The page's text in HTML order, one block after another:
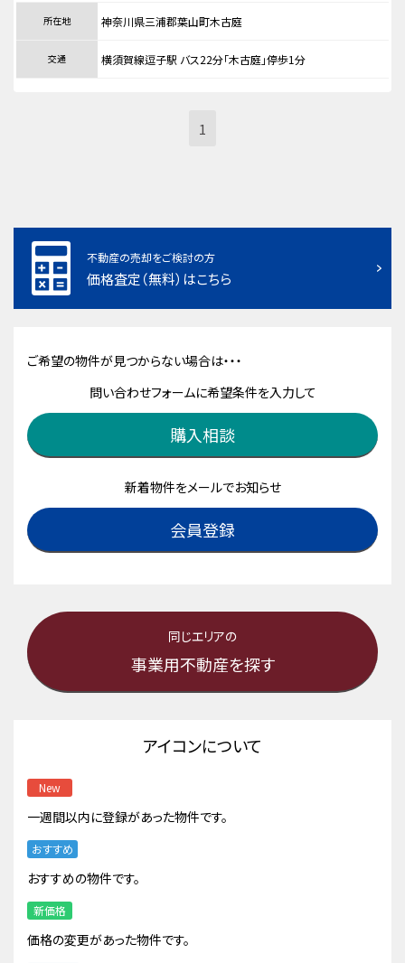
所在地 神奈川県三浦郡葉山町木古庭
交通 横須賀線逗子駅 バス22分「木古庭」停歩1分
1
不動産の売却をご検討の方
価格査定（無料）はこちら
ご希望の物件が見つからない場合は・・・
問い合わせフォームに希望条件を入力して
購入相談
新着物件をメールでお知らせ
会員登録
同じエリアの
事業用不動産を探す
アイコンについて
New
一週間以内に登録があった物件です。
おすすめ
おすすめの物件です。
新価格
価格の変更があった物件です。